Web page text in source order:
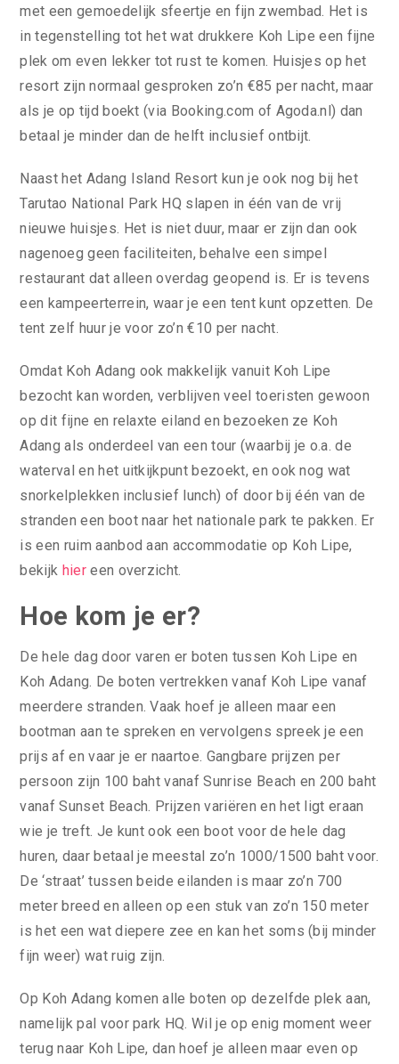
met een gemoedelijk sfeertje en fijn zwembad. Het is
in tegenstelling tot het wat drukkere Koh Lipe een fijne
plek om even lekker tot rust te komen. Huisjes op het
resort zijn normaal gesproken zo’n €85 per nacht, maar
als je op tijd boekt (via Booking.com of Agoda.nl) dan
betaal je minder dan de helft inclusief ontbijt.
Naast het Adang Island Resort kun je ook nog bij het
Tarutao National Park HQ slapen in één van de vrij
nieuwe huisjes. Het is niet duur, maar er zijn dan ook
nagenoeg geen faciliteiten, behalve een simpel
restaurant dat alleen overdag geopend is. Er is tevens
een kampeerterrein, waar je een tent kunt opzetten. De
tent zelf huur je voor zo’n €10 per nacht.
Omdat Koh Adang ook makkelijk vanuit Koh Lipe
bezocht kan worden, verblijven veel toeristen gewoon
op dit fijne en relaxte eiland en bezoeken ze Koh
Adang als onderdeel van een tour (waarbij je o.a. de
waterval en het uitkijkpunt bezoekt, en ook nog wat
snorkelplekken inclusief lunch) of door bij één van de
stranden een boot naar het nationale park te pakken. Er
is een ruim aanbod aan accommodatie op Koh Lipe,
bekijk hiereen overzicht.
Hoe kom je er?
De hele dag door varen er boten tussen Koh Lipe en
Koh Adang. De boten vertrekken vanaf Koh Lipe vanaf
meerdere stranden. Vaak hoef je alleen maar een
bootman aan te spreken en vervolgens spreek je een
prijs af en vaar je er naartoe. Gangbare prijzen per
persoon zijn 100 baht vanaf Sunrise Beach en 200 baht
vanaf Sunset Beach. Prijzen variëren en het ligt eraan
wie je treft. Je kunt ook een boot voor de hele dag
huren, daar betaal je meestal zo’n 1000/1500 baht voor.
De ‘straat’ tussen beide eilanden is maar zo’n 700
meter breed en alleen op een stuk van zo’n 150 meter
is het een wat diepere zee en kan het soms (bij minder
fijn weer) wat ruig zijn.
Op Koh Adang komen alle boten op dezelfde plek aan,
namelijk pal voor park HQ. Wil je op enig moment weer
terug naar Koh Lipe, dan hoef je alleen maar even op